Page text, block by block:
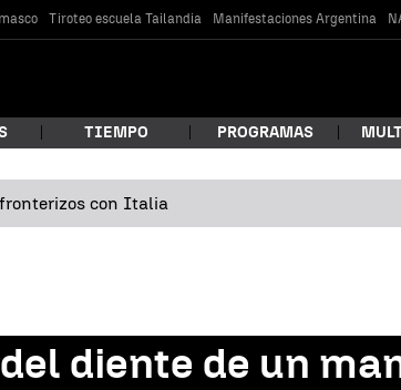
Tiroteo escuela Tailandia Manifestaciones Argentina
TIEMPO PROGRAMAS
con Italia
diente de un